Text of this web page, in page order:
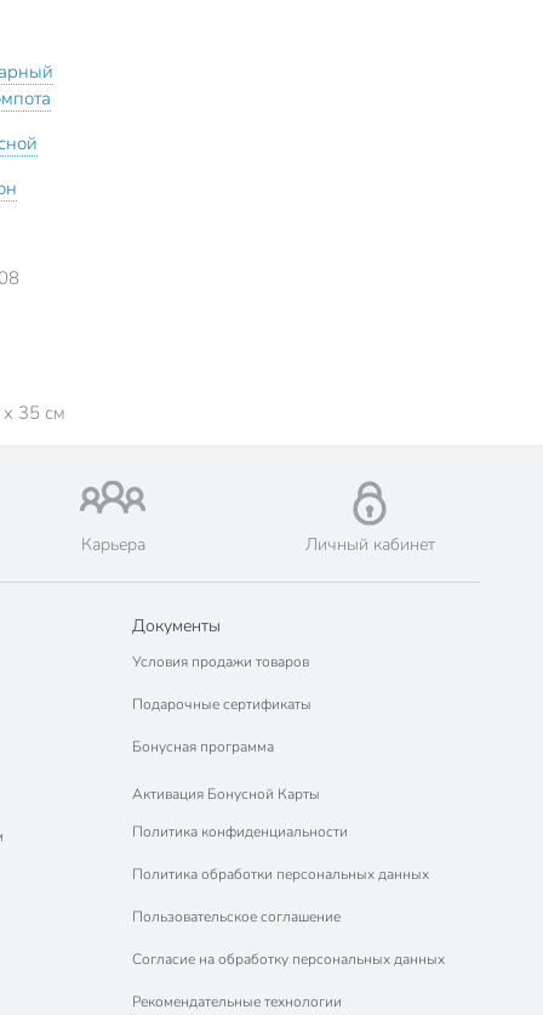
35 см
Карьера Личный кабинет
Документы
Условия продажи товаров
Подарочные сертификаты
Бонусная программа
Активация Бонусной Карты
Политика конфиденциальности
Политика обработки персональных данных
Пользовательское соглашение
Согласие на обработку персональных данных
Рекомендательные технологии